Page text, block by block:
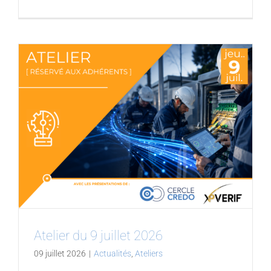
Atelier du 9 juillet 2026
09 juillet 2026 | Actualités Ateliers